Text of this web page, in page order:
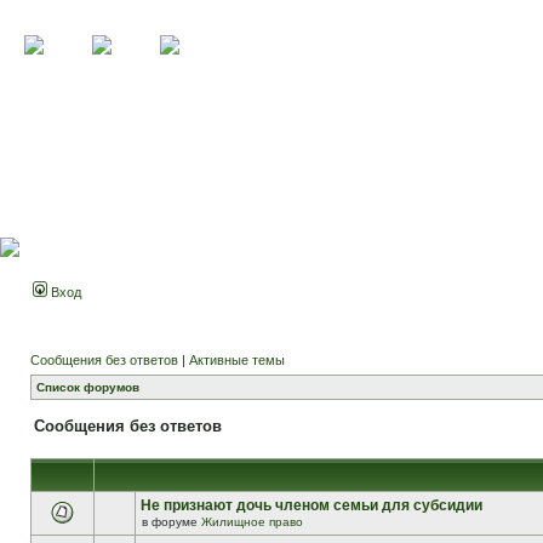
Вход
Сообщения без ответов | Активные темы
Список форумов
Сообщения без ответов
Не признают дочь членом семьи для субсидии
в форуме Жилищное право